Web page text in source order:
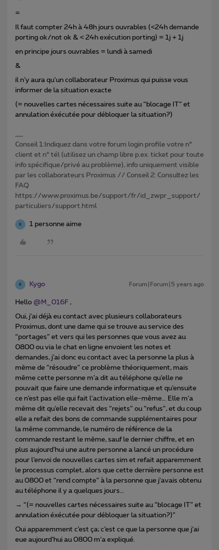
=
Il faut compter 24h à 48h jours ouvrables (<24h demande
porting ok/not ok & < 24h exécution porting) = 1j + 1j
en principe jours ouvrables = lundi à samedi
&
il n’y aura qu’un collaborateur Proximus qui puisse vous
informer de la situation exacte
(= nouvelles cartes nécessaires suite au “blocage IT” et
annulation éxécutée pour débloquer la situation?)
Conseil 1:Indiquez dans votre forum login profile votre n°
client et n° tél (utilisez un champ libre p.ex. ticket pour toute
info spécifique/privé au problème), info uniquement visible
par les collaborateurs Proximus // Conseil 2: Consultez les
FAQ
https://www.proximus.be/support/fr/id_zwpr_support/
particuliers/support.html
K 1 personne aime
K Kygo Forum|Forum|5 years ago
Hello @M_016F ,
Oui, j’ai déjà eu contact avec plusieurs collaborateurs
Proximus, dont une dame qui se trouve au service des
“portages” et vers qui les personnes que vous avez au
0800 ou via le chat en ligne envoient les notes et
demandes, j’ai donc eu contact avec la personne la plus à
même de “résoudre” ce problème théoriquement, mais
même cette personne m’a dit au téléphone qu’elle ne
pouvait que faire une demande informatique et qu’ensuite
ce n’est pas elle qui fait l’activation elle-même… Elle m’a
même dit qu’elle recevait des “rejets” ou “refus”, et du coup
elle a refait des bons de commande supplémentaires pour
la même commande, le numéro de référence de la
commande restant le même, sauf le dernier chiffre, et en
plus aujourd’hui une autre personne a lancé un procédure
pour l’envoi de nouvelles cartes sim et refait apparemment
le processus complet, alors que cette dernière personne est
au 0800 et “rend compte” à la personne que j’avais obtenu
au téléphone il y a quelques jours…
→ “(= nouvelles cartes nécessaires suite au “blocage IT” et
annulation éxécutée pour débloquer la situation?)”
Oui apparemment c’est ça; c’est ce que la personne que j’ai
eue aujourd’hui au 0800 m’a expliqué.